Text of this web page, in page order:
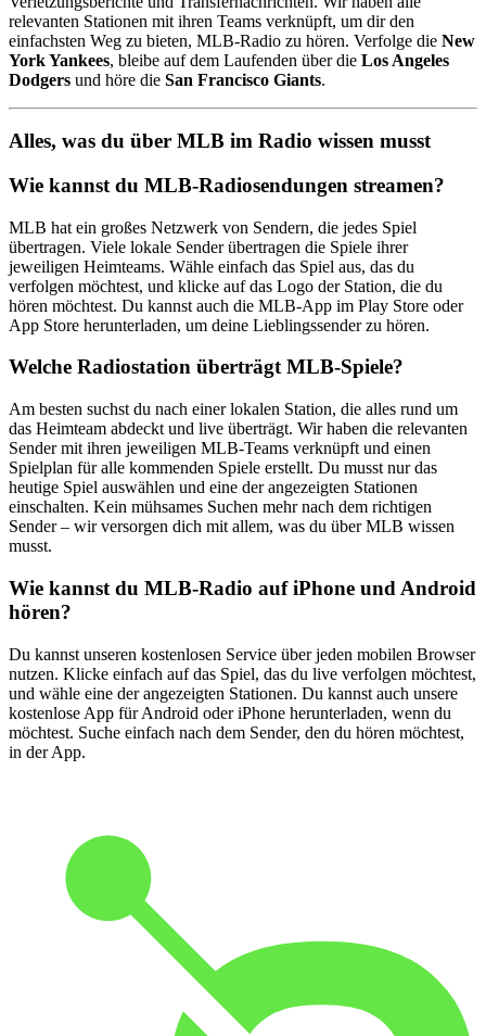
relevanten Stationen mit ihren Teams verknüpft, um dir den
einfachsten Weg zu bieten, MLB-Radio zu hören. Verfolge die New
York Yankees, bleibe auf dem Laufenden über die Los Angeles
Dodgers und höre die San Francisco Giants.
Alles, was du über MLB im Radio wissen musst
Wie kannst du MLB-Radiosendungen streamen?
MLB hat ein großes Netzwerk von Sendern, die jedes Spiel
übertragen. Viele lokale Sender übertragen die Spiele ihrer
jeweiligen Heimteams. Wähle einfach das Spiel aus, das du
verfolgen möchtest, und klicke auf das Logo der Station, die du
hören möchtest. Du kannst auch die MLB-App im Play Store oder
App Store herunterladen, um deine Lieblingssender zu hören.
Welche Radiostation überträgt MLB-Spiele?
Am besten suchst du nach einer lokalen Station, die alles rund um
das Heimteam abdeckt und live überträgt. Wir haben die relevanten
Sender mit ihren jeweiligen MLB-Teams verknüpft und einen
Spielplan für alle kommenden Spiele erstellt. Du musst nur das
heutige Spiel auswählen und eine der angezeigten Stationen
einschalten. Kein mühsames Suchen mehr nach dem richtigen
Sender – wir versorgen dich mit allem, was du über MLB wissen
musst.
Wie kannst du MLB-Radio auf iPhone und Android
hören?
Du kannst unseren kostenlosen Service über jeden mobilen Browser
nutzen. Klicke einfach auf das Spiel, das du live verfolgen möchtest,
und wähle eine der angezeigten Stationen. Du kannst auch unsere
kostenlose App für Android oder iPhone herunterladen, wenn du
möchtest. Suche einfach nach dem Sender, den du hören möchtest,
in der App.